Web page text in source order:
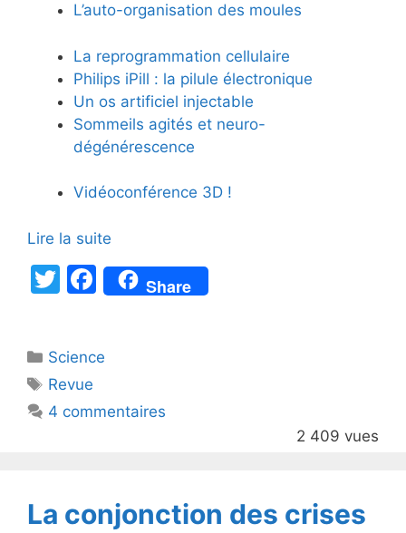
L’auto-organisation des moules
La reprogrammation cellulaire
Philips iPill : la pilule électronique
Un os artificiel injectable
Sommeils agités et neuro-
dégénérescence
Vidéoconférence 3D !
Lire la suite
T
er
F
a
e
o
Share
Catégories
Science
Étiquettes
Revue
4 commentaires
2 409 vues
La conjonction des crises